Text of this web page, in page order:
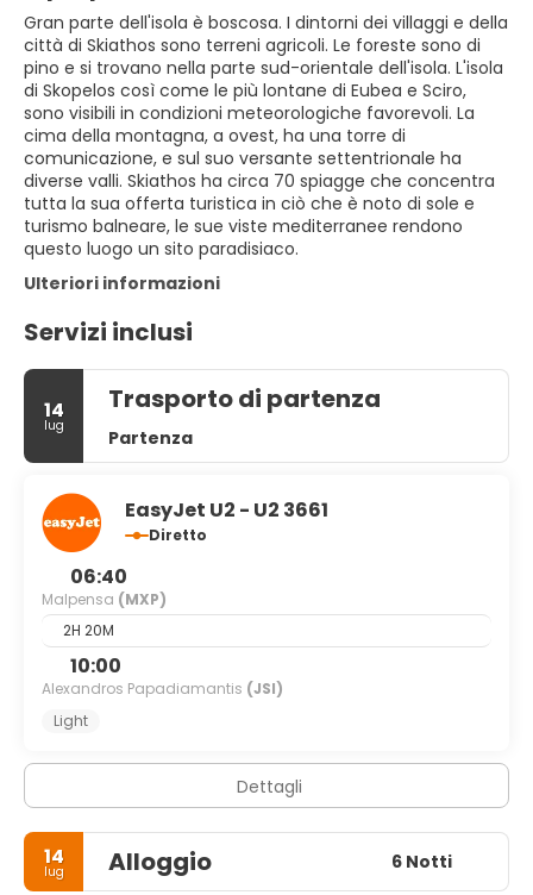
Gran parte dell'isola è boscosa. I dintorni dei villaggi e della
città di Skiathos sono terreni agricoli. Le foreste sono di
pino e si trovano nella parte sud-orientale dell'isola. L'isola
di Skopelos così come le più lontane di Eubea e Sciro,
sono visibili in condizioni meteorologiche favorevoli. La
cima della montagna, a ovest, ha una torre di
comunicazione, e sul suo versante settentrionale ha
diverse valli. Skiathos ha circa 70 spiagge che concentra
tutta la sua offerta turistica in ciò che è noto di sole e
turismo balneare, le sue viste mediterranee rendono
questo luogo un sito paradisiaco.
Ulteriori informazioni
Servizi inclusi
14
lug
Trasporto di partenza
Partenza
EasyJet U2 - U2 3661
Diretto
06:40
Malpensa (MXP)
2H 20M
10:00
Alexandros Papadiamantis (JSI)
Light
Dettagli
14
lug Alloggio 6 Notti